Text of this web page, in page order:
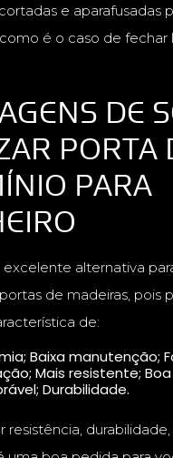
e aparafusadas
é o caso de fechar
DE
PORTA
PARA
excelente alternativa
de madeiras, pois
de:
Mais resistente;
Durabilidade.
resistência,